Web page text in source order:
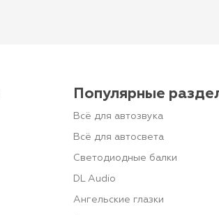
Популярные
Всё для автозвука
Всё для автосвета
Светодиодные балки
DL Audio
Ангельские глазки